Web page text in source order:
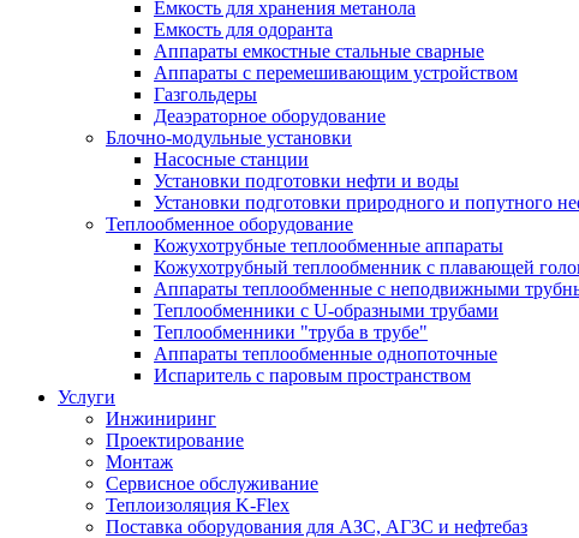
Емкость для хранения метанола
Емкость для одоранта
Аппараты емкостные стальные сварные
Аппараты с перемешивающим устройством
Газгольдеры
Деаэраторное оборудование
Блочно-модульные установки
Насосные станции
Установки подготовки нефти и воды
Установки подготовки природного и попутного
Теплообменное оборудование
Кожухотрубные теплообменные аппараты
Кожухотрубный теплообменник с плавающей
Аппараты теплообменные с неподвижными
Теплообменники с U-образными трубами
Теплообменники "труба в трубе"
Аппараты теплообменные однопоточные
Испаритель с паровым пространством
Услуги
Инжиниринг
Проектирование
Монтаж
Сервисное обслуживание
Теплоизоляция K-Flex
Поставка оборудования для АЗС, АГЗС и нефтебаз